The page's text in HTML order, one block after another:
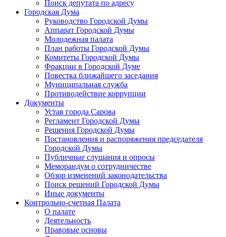
Поиск депутата по адресу
Городская Дума
Руководство Городской Думы
Аппарат Городской Думы
Молодежная палата
План работы Городской Думы
Комитеты Городской Думы
Фракции в Городской Думе
Повестка ближайшего заседания
Муниципальная служба
Противодействие коррупции
Документы
Устав города Сарова
Регламент Городской Думы
Решения Городской Думы
Постановления и распоряжения председателя
Городской Думы
Публичные слушания и опросы
Меморандум о сотрудничестве
Обзор изменений законодательства
Поиск решений Городской Думы
Иные документы
Контрольно-счетная Палата
О палате
Деятельность
Правовые основы